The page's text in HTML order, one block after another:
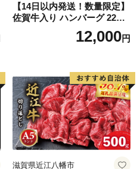
【14日以内発送！数量限定】
佐賀牛入り ハンバーグ 22個
2.6kg(120g×22個)【佐賀牛
黒毛和牛 ブランド牛 九州 ハ
気】(H083106)
12,000円
滋賀県近江八幡市